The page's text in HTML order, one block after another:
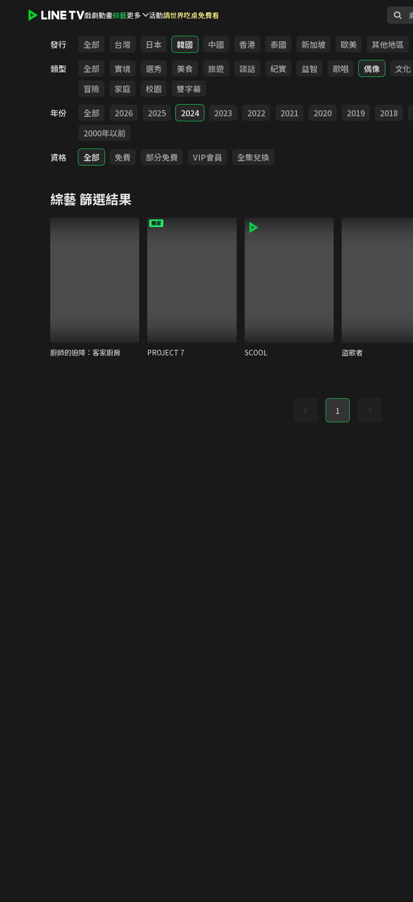
戲劇動畫綜藝更多 活動請世界吃桌免費看
發行 全部 台灣 日本 韓國 中國 香港 泰國 新加坡 歐美
其他地區
類型
全部 實境 選秀 美食 旅遊 談話 紀實 益智 歌唱 偶像 文化
冒險
家庭 校園
雙字幕
年份
全部 2026 2025 2024 2023 2022 2021 2020 2019 2018
2000年以前
資格
全部 免費 部分免費 VIP會員 全集兌換
綜藝 篩選結果
廚師的迫降：客家廚房
獨家
PROJECT 7 SCOOL 盜歌者
1